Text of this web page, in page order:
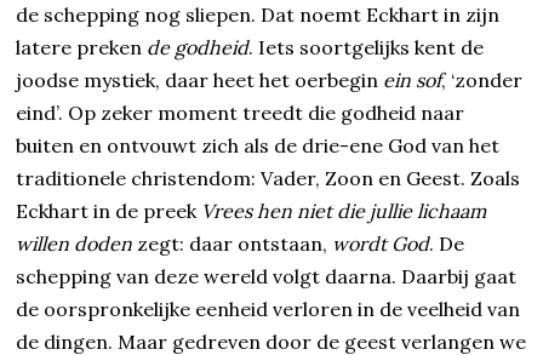
de schepping nog sliepen. Dat noemt Eckhart in zijn
latere preken de godheid. Iets soortgelijks kent de
joodse mystiek, daar heet het oerbegin ein sof, ‘zonder
eind’. Op zeker moment treedt die godheid naar
buiten en ontvouwt zich als de drie-ene God van het
traditionele christendom: Vader, Zoon en Geest. Zoals
Eckhart in de preek Vrees hen niet die jullie lichaam
willen doden zegt: daar ontstaan, wordt God. De
schepping van deze wereld volgt daarna. Daarbij gaat
de oorspronkelijke eenheid verloren in de veelheid van
de dingen. Maar gedreven door de geest verlangen we